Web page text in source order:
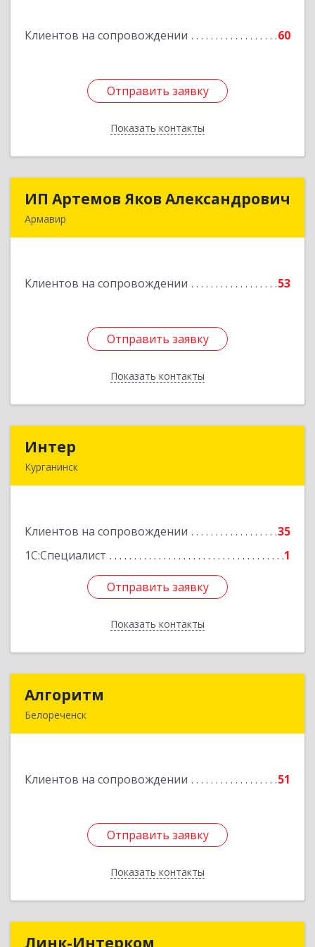
Клиентов на сопровождении 60
Отправить заявку
Показать контакты
Подробнее
Отправить заявку
Назад
ИП Артемов Яков Александрович
Армавир
Клиентов на сопровождении 53
Отправить заявку
Показать контакты
ИП Артемов Яков Александрович
Отправить заявку
Назад
Интер
Курганинск
Клиентов на сопровождении
35
1С:Специалист
1
Отправить заявку
Показать контакты
Подробнее
Отправить заявку
Назад
Алгоритм
Белореченск
Клиентов на сопровождении 51
Отправить заявку
Показать контакты
Подробнее
Отправить заявку
Назад
Линк-Интерком